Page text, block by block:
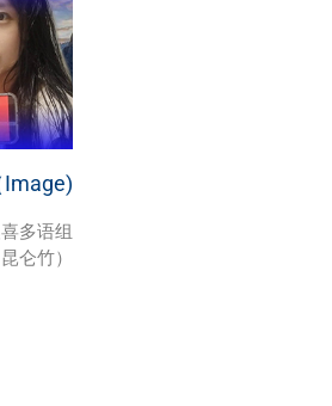
多语组
仑竹）